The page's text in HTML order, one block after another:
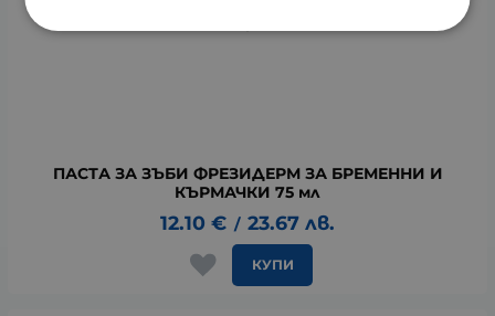
ПАСТА ЗА ЗЪБИ ФРЕЗИДЕРМ ЗА БРЕМЕННИ И
КЪРМАЧКИ 75 мл
12.10 € / 23.67 лв.
КУПИ